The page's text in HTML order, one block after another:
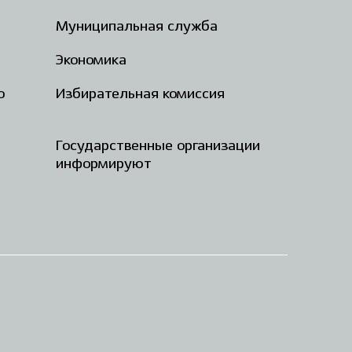
Муниципальная служба
Экономика
Избирательная комиссия
Государственные организации
информируют